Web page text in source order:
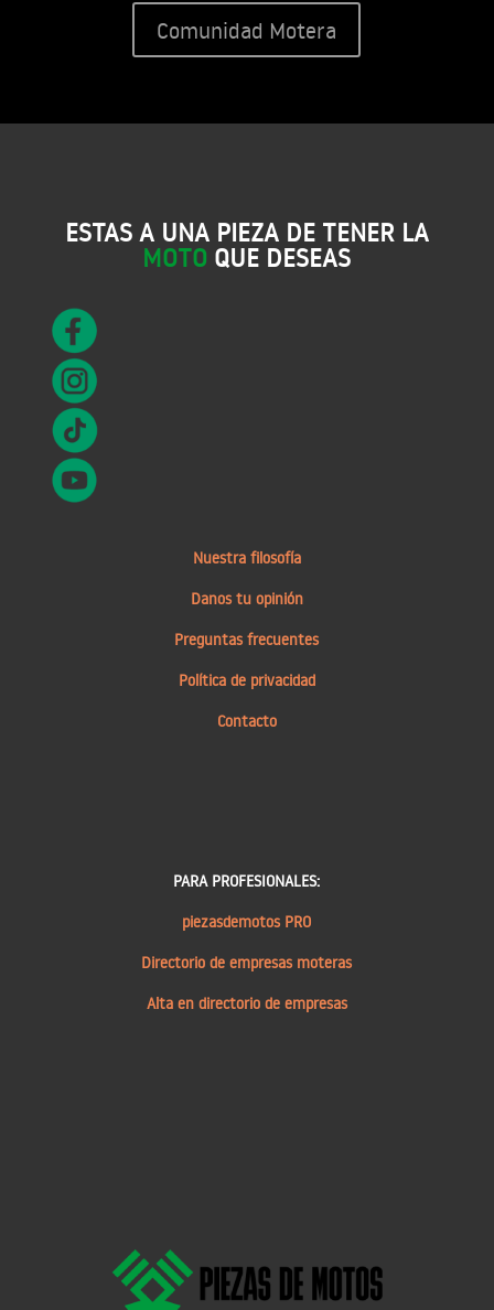
Comunidad Motera
ESTAS A UNA PIEZA DE TENER LA
MOTO QUE DESEAS
Nuestra filosofía
Danos tu opinión
Preguntas frecuentes
Política de privacidad
Contacto
PARA PROFESIONALES:
piezasdemotos PRO
Directorio de empresas moteras
Alta en directorio de empresas